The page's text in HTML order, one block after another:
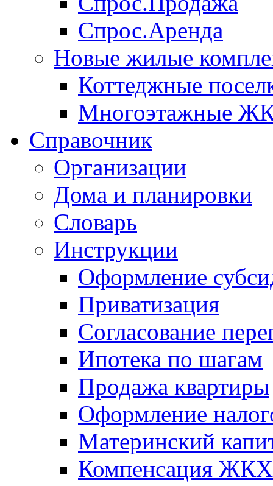
Спрос.Аренда
Новые жилые
Коттеджные
Многоэтажные
Справочник
Организации
Дома и планировки
Словарь
Инструкции
Оформление
Приватизация
Согласование
Ипотека по шагам
Продажа квартиры
Оформление
Материнский
Компенсация ЖКХ